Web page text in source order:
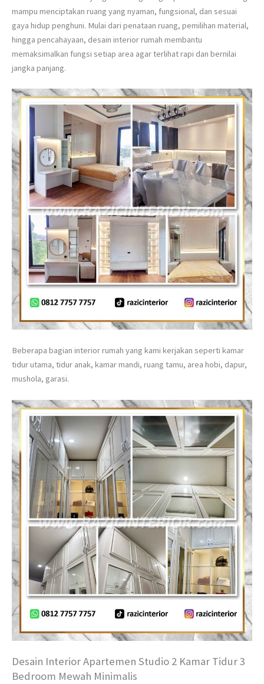
mampu menciptakan ruang yang nyaman, fungsional, dan sesuai
gaya hidup penghuni. Mulai dari penataan ruang, pemilihan material,
hingga pencahayaan, desain interior rumah membantu
memaksimalkan fungsi setiap area agar terlihat rapi dan bernilai
jangka panjang.
Beberapa bagian interior rumah yang kami kerjakan seperti kamar
tidur utama, tidur anak, kamar mandi, ruang tamu, area hobi, dapur,
mushola, garasi.
Desain Interior Apartemen Studio 2 Kamar Tidur 3
Bedroom Mewah Minimalis